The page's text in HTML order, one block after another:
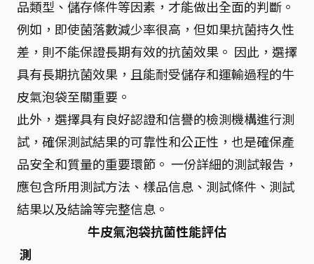
品類型、儲存條件等因素，才能做出全面的判斷。
例如，即使菌落數減少率很高，但如果抗菌持久性
差，則不能保證長期有效的抗菌效果。 因此，選擇
具有長期抗菌效果，且能耐受儲存和運輸過程的牛
皮氣泡袋至關重要。
此外，選擇具有良好認證和信譽的檢測機構進行測
試，確保測試結果的可靠性和公正性，也是確保產
品安全和質量的重要環節。 一份詳細的測試報告，
應包含所用測試方法、樣品信息、測試條件、測試
結果以及結論等完整信息。
牛皮氣泡袋抗菌性能評估
測